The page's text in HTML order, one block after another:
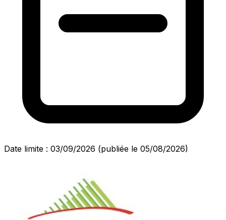
Date limite : 03/09/2026 (publiée le 05/08/2026)